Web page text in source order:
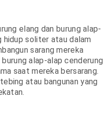
elang dan burung alap-
hidup soliter atau dalam
sarang mereka
alap-alap cenderung
saat mereka bersarang.
atau bangunan yang